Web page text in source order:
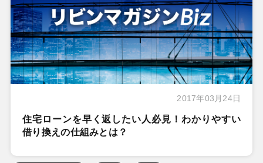
2017年03月24日
住宅ローンを早く返したい人必見！わかりやすい
借り換えの仕組みとは？